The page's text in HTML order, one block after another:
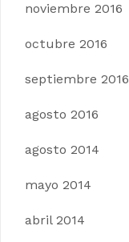
noviembre 2016
octubre 2016
septiembre 2016
agosto 2016
agosto 2014
mayo 2014
abril 2014